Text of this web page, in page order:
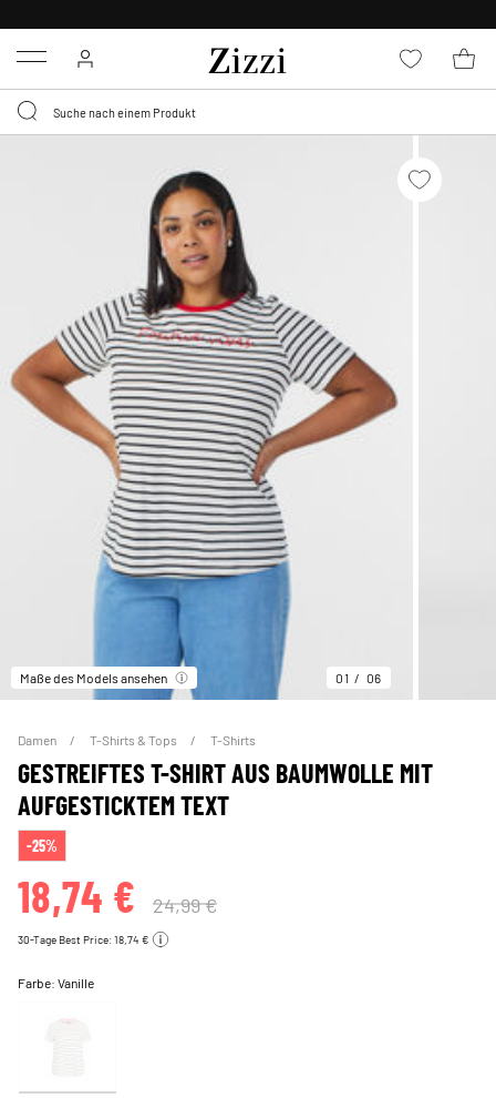
Menu
Maße des Models ansehen 01 06
Damen T-Shirts & Tops T-Shirts
GESTREIFTES T-SHIRT AUS BAUMWOLLE MIT
AUFGESTICKTEM TEXT
-25%
18,74 € 24,99 €
30-Tage Best Price: 18,74 €
Farbe:Vanille